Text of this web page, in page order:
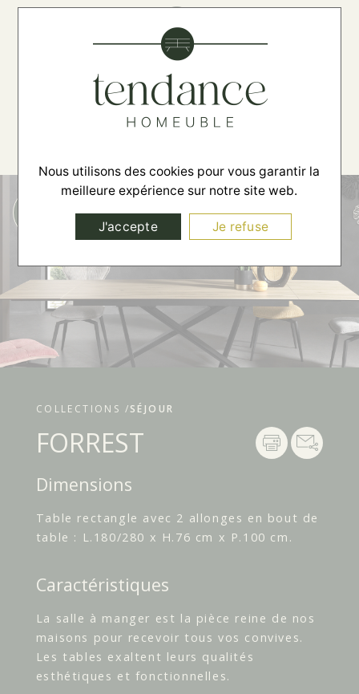
☰
COLLECTIONS /SÉJOUR
FORREST
Dimensions
Table rectangle avec 2 allonges en bout de
table : L.180/280 x H.76 cm x P.100 cm.
Caractéristiques
La salle à manger est la pièce reine de nos
maisons pour recevoir tous vos convives.
Les tables exaltent leurs qualités
esthétiques et fonctionnelles.
Nous utilisons des cookies pour vous garantir la
meilleure expérience sur notre site web.
J'accepte Je refuse